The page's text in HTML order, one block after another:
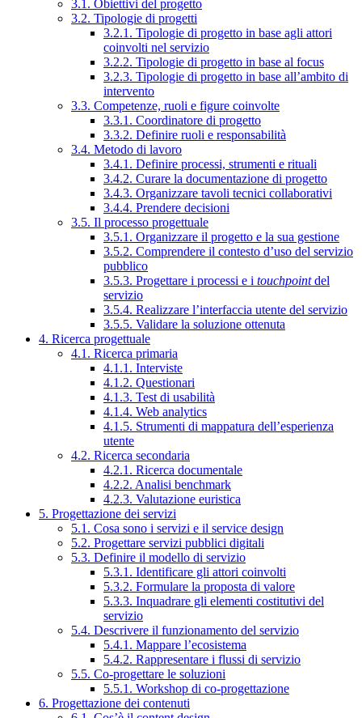
3.1. Obiettivi del progetto
3.2. Tipologie di progetti
3.2.1. Tipologie di progetto in base agli attori
coinvolti nel servizio
3.2.2. Tipologie di progetto in base al focus
3.2.3. Tipologie di progetto in base all’ambito di
intervento
3.3. Competenze, ruoli e figure coinvolte
3.3.1. Coordinatore di progetto
3.3.2. Definire ruoli e responsabilità
3.4. Metodo di lavoro
3.4.1. Definire processi, strumenti e rituali
3.4.2. Curare la documentazione di progetto
3.4.3. Organizzare tavoli tecnici collaborativi
3.4.4. Prendere decisioni
3.5. Il processo progettuale
3.5.1. Organizzare il progetto e la sua gestione
3.5.2. Comprendere il contesto d’uso del servizio
pubblico
3.5.3. Progettare i processi e i touchpointdel
servizio
3.5.4. Realizzare l’interfaccia utente del servizio
3.5.5. Validare la soluzione ottenuta
4. Ricerca progettuale
4.1. Ricerca primaria
4.1.1. Interviste
4.1.2. Questionari
4.1.3. Test di usabilità
4.1.4. Web analytics
4.1.5. Strumenti di mappatura dell’esperienza
utente
4.2. Ricerca secondaria
4.2.1. Ricerca documentale
4.2.2. Analisi benchmark
4.2.3. Valutazione euristica
5. Progettazione dei servizi
5.1. Cosa sono i servizi e il service design
5.2. Progettare servizi pubblici digitali
5.3. Definire il modello di servizio
5.3.1. Identificare gli attori coinvolti
5.3.2. Formulare la proposta di valore
5.3.3. Inquadrare gli elementi costitutivi del
servizio
5.4. Descrivere il funzionamento del servizio
5.4.1. Mappare l’ecosistema
5.4.2. Rappresentare i flussi di servizio
5.5. Co-progettare le soluzioni
5.5.1. Workshop di co-progettazione
6. Progettazione dei contenuti